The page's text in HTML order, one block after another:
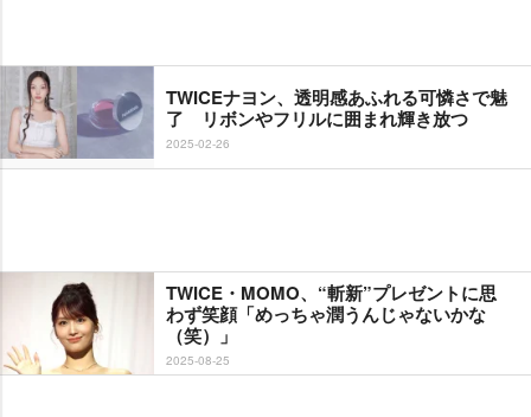
TWICEナヨン、透明感あふれる可憐さで魅
了 リボンやフリルに囲まれ輝き放つ
2025-02-26
TWICE・MOMO、“斬新”プレゼントに思
わず笑顔「めっちゃ潤うんじゃないかな
（笑）」
2025-08-25